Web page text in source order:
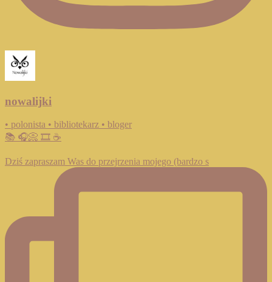
nowalijki
• polonista • bibliotekarz • bloger
📚 🎧📀 🎞️ ☕️
Dziś zapraszam Was do przejrzenia mojego (bardzo s